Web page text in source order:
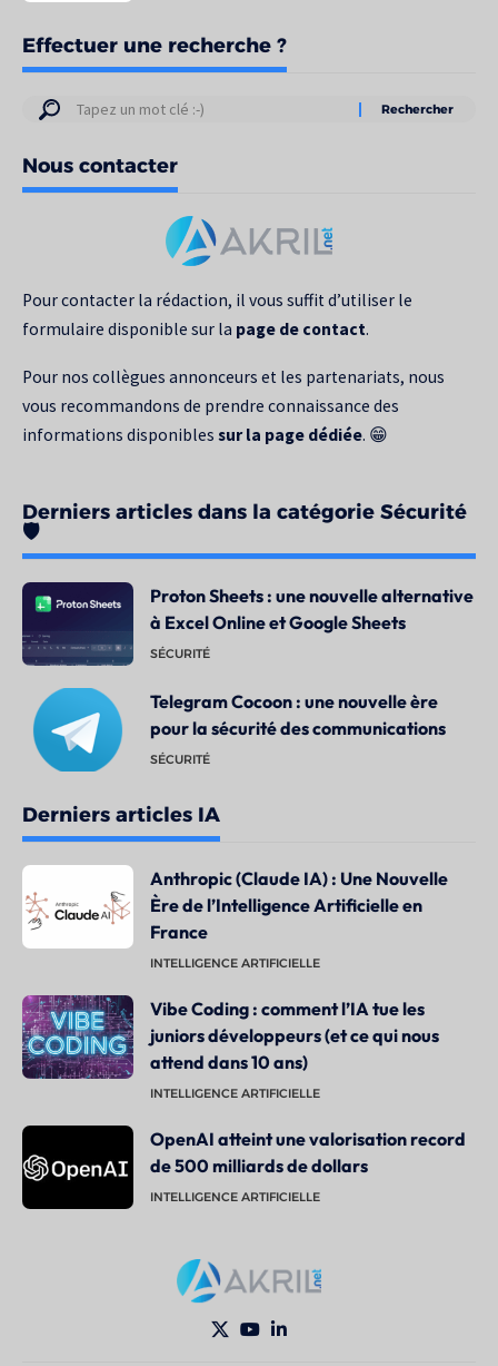
Effectuer une recherche ?
Résultats
votre
recherche
Nous contacter
Pour contacter la rédaction, il vous suffit d’utiliser le
formulaire disponible sur la page de contact.
Pour nos collègues annonceurs et les partenariats, nous
vous recommandons de prendre connaissance des
informations disponibles sur la page dédiée. 😁
Derniers articles dans la catégorie Sécurité
🛡️
Proton Sheets : une nouvelle alternative
à Excel Online et Google Sheets
SÉCURITÉ
Telegram Cocoon : une nouvelle ère
pour la sécurité des communications
SÉCURITÉ
Derniers articles IA
Anthropic (Claude IA) : Une Nouvelle
Ère de l’Intelligence Artificielle en
France
INTELLIGENCE ARTIFICIELLE
Vibe Coding : comment l’IA tue les
juniors développeurs (et ce qui nous
attend dans 10 ans)
INTELLIGENCE ARTIFICIELLE
OpenAI atteint une valorisation record
de 500 milliards de dollars
INTELLIGENCE ARTIFICIELLE